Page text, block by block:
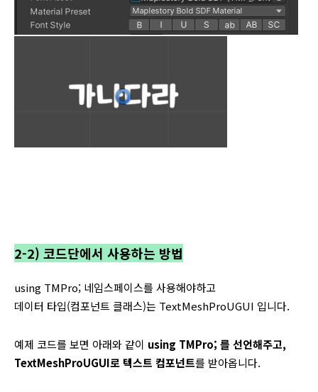
2-2) 코드단에서 사용하는 방법
using TMPro; 네임스페이스를 사용해야하고
데이터 타입(컴포넌트 클래스)는 TextMeshProUGUI 입니다.
예제 코드를 보면 아래와 같이 using TMPro; 를 선언해주고,
TextMeshProUGUI로 텍스트 컴포넌트를 받아옵니다.